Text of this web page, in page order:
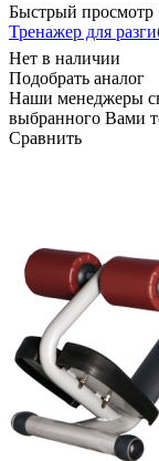
Быстрый просмотр
Тренажер для
Нет в наличии
Подобрать аналог
Наши менеджеры
выбранного Вами
Сравнить